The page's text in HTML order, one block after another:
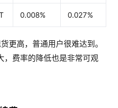
0.008% 0.027%
更高，普通用户很难达到。
，费率的降低也是非常可观